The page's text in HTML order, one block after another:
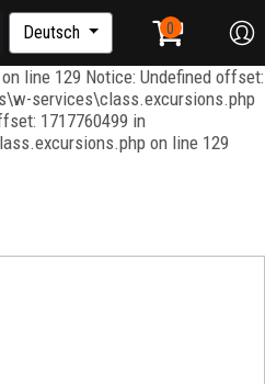
in C:\xampp\htdocs\w-
on line 415 Notice:
C:\xampp\htdocs\w-
line 129 Notice: Undefined offset:
services\class.excursions.php
1717760499 in
on line 129
Deutsch